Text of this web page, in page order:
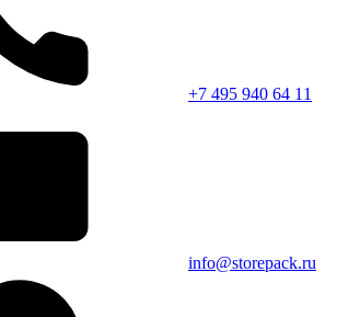
+7 495 940 64 11
info@storepack.ru